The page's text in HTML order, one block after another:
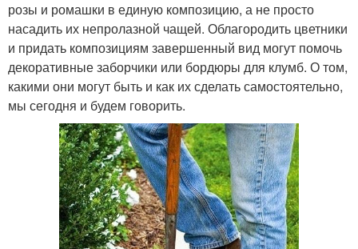
розы и ромашки в единую композицию, а не просто
насадить их непролазной чащей. Облагородить цветники
и придать композициям завершенный вид могут помочь
декоративные заборчики или бордюры для клумб. О том,
какими они могут быть и как их сделать самостоятельно,
мы сегодня и будем говорить.